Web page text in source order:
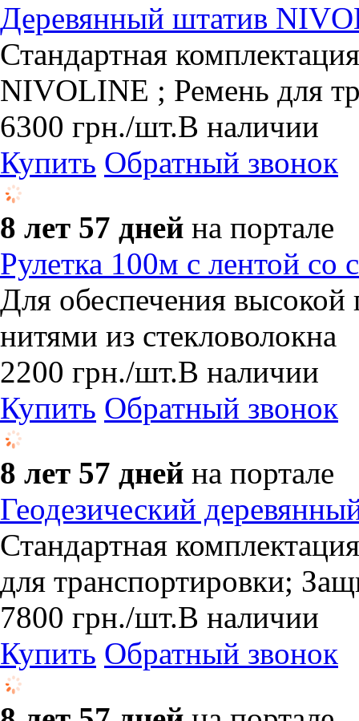
Деревянный штатив
Стандартная
NIVOLINE ; Ремень для
6300 грн./шт.В наличии
Купить Обратный звонок
8 лет 57 дней на портале
Рулетка 100м с лентой со
Для обеспечения высокой
нитями из стекловолокна
2200 грн./шт.В наличии
Купить Обратный звонок
8 лет 57 дней на портале
Геодезический
Стандартная
для транспортировки;
7800 грн./шт.В наличии
Купить Обратный звонок